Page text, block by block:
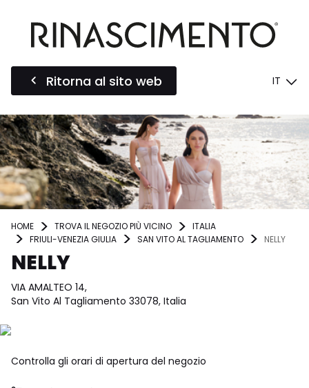
Ritorna al sito web IT
HOME TROVA IL NEGOZIO PIÙ VICINO
ITALIA
FRIULI-VENEZIA GIULIA
SAN VITO AL TAGLIAMENTO NELLY
NELLY
VIA AMALTEO 14,
San Vito Al Tagliamento 33078, Italia
Controlla gli orari di apertura del negozio